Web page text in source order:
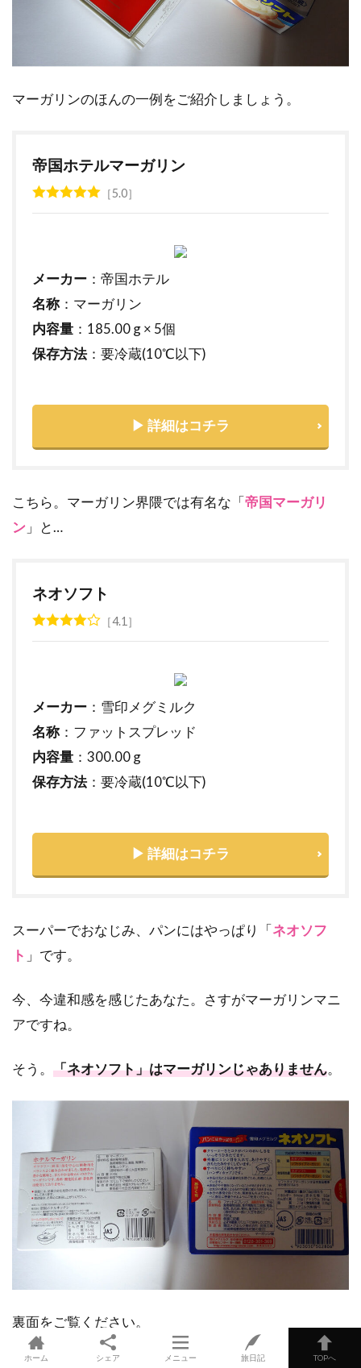
マーガリンのほんの一例をご紹介しましょう。
帝国ホテルマーガリン
5.0
メーカー ：帝国ホテル
名称 ：マーガリン
内容量 ：185.00 g × 5個
保存方法：要冷蔵(10℃以下)
▶ 詳細はコチラ
こちら。マーガリン界隈では有名な「帝国マーガリ
ン 」と…
ネオソフト
4.1
メーカー ：雪印メグミルク
名称 ：ファットスプレッド
内容量 ：300.00 g
保存方法：要冷蔵(10℃以下)
▶ 詳細はコチラ
スーパーでおなじみ、パンにはやっぱり「ネオソフ
ト 」です。
今、今違和感を感じたあなた。さすがマーガリンマニ
アですね。
そう。 「ネオソフト」はマーガリンじゃありません。
裏面をご覧ください。
ホーム シェア メニュー 旅日記 TOPへ